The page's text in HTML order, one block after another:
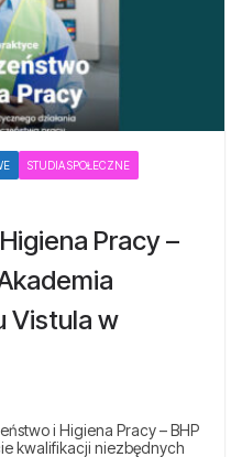
STUDIA SPOŁECZNE
Pracy –
Vistula w
i Higiena Pracy – BHP
kwalifikacji niezbędnych